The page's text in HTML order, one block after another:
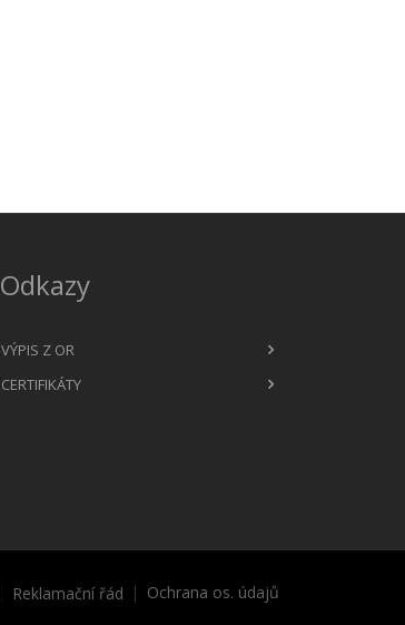
Odkazy
VÝPIS Z OR
CERTIFIKÁTY
Reklamační řád
Ochrana os. údajů